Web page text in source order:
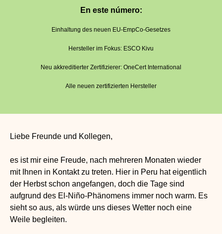
En este número:
Einhaltung des neuen EU-EmpCo-Gesetzes
Hersteller im Fokus: ESCO Kivu
Neu akkreditierter Zertifizierer: OneCert International
Alle neuen zertifizierten Hersteller
Liebe Freunde und Kollegen,
es ist mir eine Freude, nach mehreren Monaten wieder
mit Ihnen in Kontakt zu treten. Hier in Peru hat eigentlich
der Herbst schon angefangen, doch die Tage sind
aufgrund des El-Niño-Phänomens immer noch warm. Es
sieht so aus, als würde uns dieses Wetter noch eine
Weile begleiten.